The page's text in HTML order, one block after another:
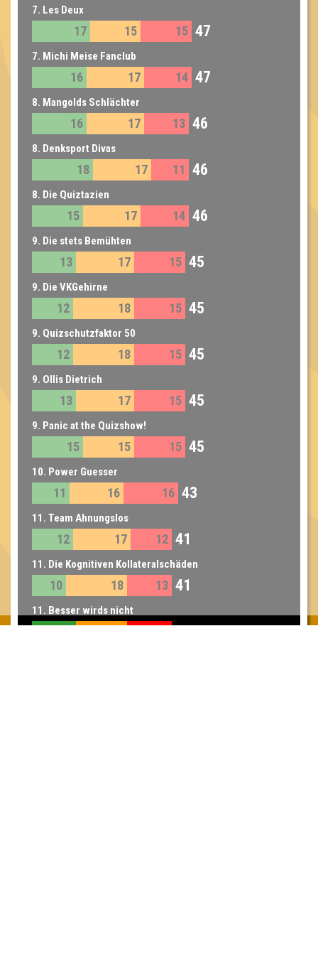
7. Les Deux
17 15 15 47
7. Michi Meise Fanclub
16 17 14 47
8. Mangolds Schlächter
16 17 13 46
8. Denksport Divas
18 17 11 46
8. Die Quiztazien
15 17 14 46
9. Die stets Bemühten
13 17 15 45
9. Die VKGehirne
12 18 15 45
9. Quizschutzfaktor 50
12 18 15 45
9. Ollis Dietrich
13 17 15 45
9. Panic at the Quizshow!
15 15 15 45
10. Power Guesser
11 16 16 43
11. Team Ahnungslos
12 17 12 41
11. Die Kognitiven Kollateralschäden
10 18 13 41
11. Besser wirds nicht
41